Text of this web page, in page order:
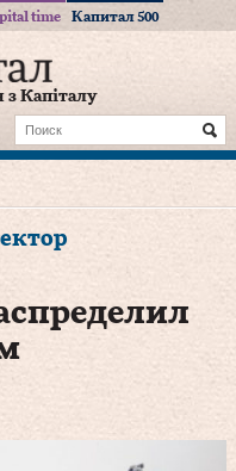
time Капитал 500
з Капіталу